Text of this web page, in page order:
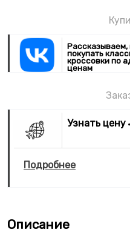
Рассказываем,
покупать
кроссовки по
ценам
Узнать цену
Подробнее
Описание